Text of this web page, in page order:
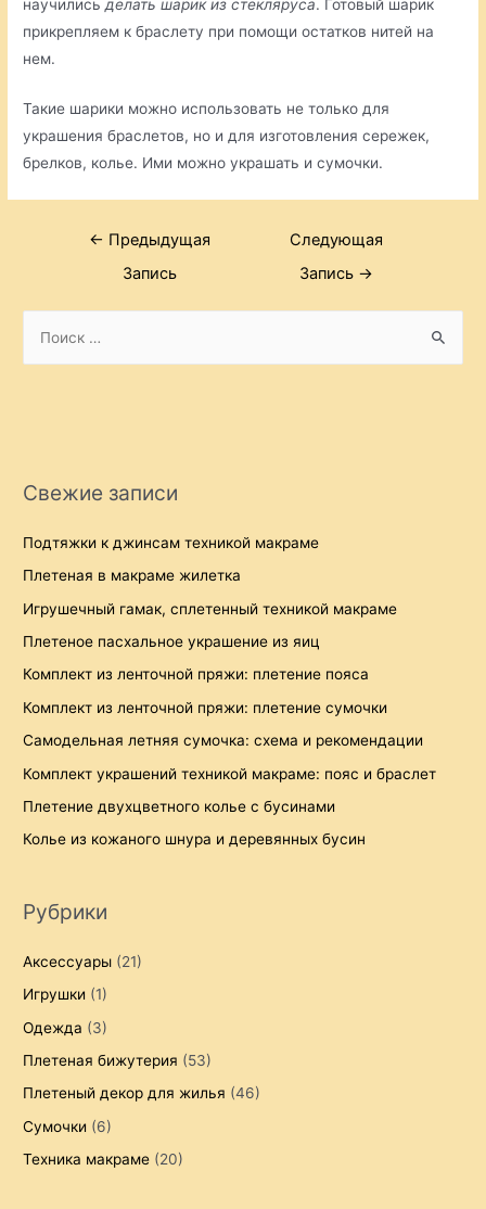
научилисьделать шарик из стекляруса. Готовый шарик
прикрепляем к браслету при помощи остатков нитей на
нем.
Такие шарики можно использовать не только для
украшения браслетов, но и для изготовления сережек,
брелков, колье. Ими можно украшать и сумочки.
Навигация
← Предыдущая
Запись
Следующая
Запись →
fСвежие записи
Подтяжки к джинсам техникой макраме
Плетеная в макраме жилетка
Игрушечный гамак, сплетенный техникой макраме
Плетеное пасхальное украшение из яиц
Комплект из ленточной пряжи: плетение пояса
Комплект из ленточной пряжи: плетение сумочки
Самодельная летняя сумочка: схема и рекомендации
Комплект украшений техникой макраме: пояс и браслет
Плетение двухцветного колье с бусинами
Колье из кожаного шнура и деревянных бусин
Рубрики
Аксессуары (21)
Игрушки (1)
Одежда (3)
Плетеная бижутерия (53)
Плетеный декор для жилья (46)
Сумочки (6)
Техника макраме (20)